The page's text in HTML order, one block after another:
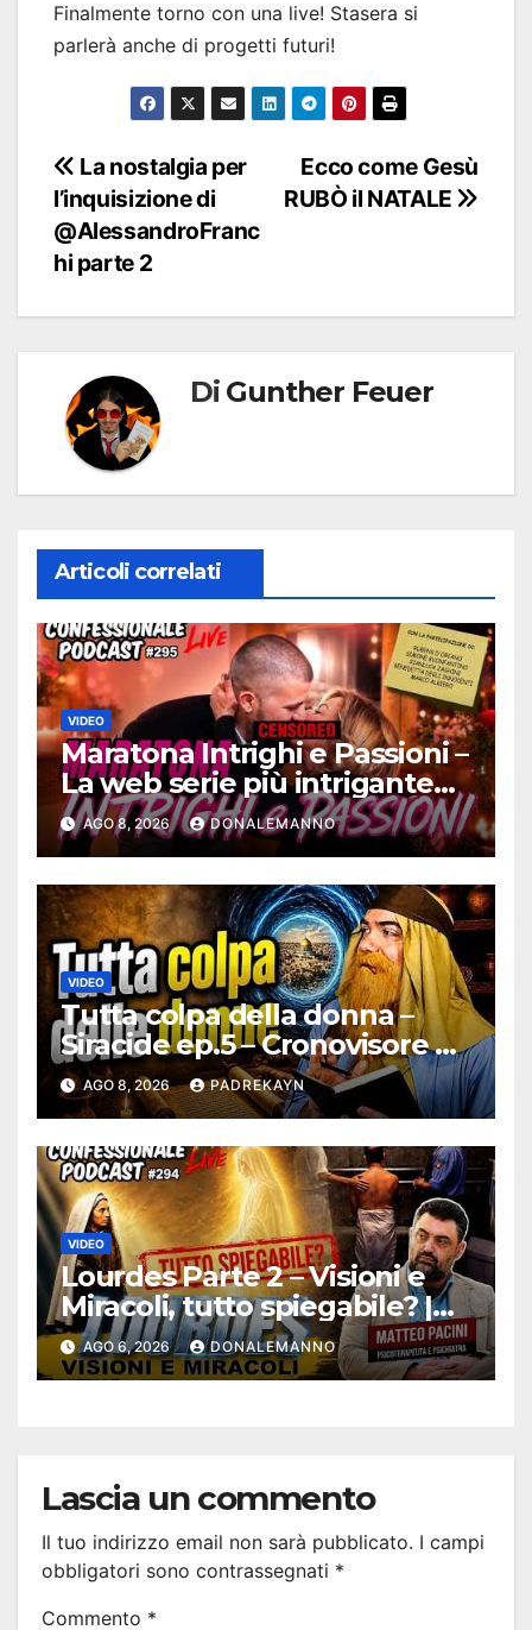
Finalmente torno con una live! Stasera si
parlerà anche di progetti futuri!
Navigazione
articoli
Ecco come Gesù
RUBÒ il NATALE
La nostalgia per
l’inquisizione di
@AlessandroFranc
hi parte 2
Di Gunther Feuer
Articoli correlati
VIDEO
Maratona Intrighi e Passioni –
La web serie più intrigante
d’Italia |
#ConfessionalePodcast 295
AGO 8, 2026 DONALEMANNO
VIDEO
Tutta colpa della donna –
Siracide ep.5 – Cronovisore e
Bibbia
AGO 8, 2026 PADREKAYN
VIDEO
Lourdes Parte 2 – Visioni e
Miracoli, tutto spiegabile? |
Debunking |
#ConfessionalePodcast 294
AGO 6, 2026 DONALEMANNO
Lascia un commento
Il tuo indirizzo email non sarà pubblicato. I campi
obbligatori sono contrassegnati *
Commento *